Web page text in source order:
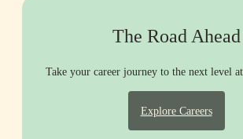
The Road Ahead
Take your career journey to the next level at
Explore Careers